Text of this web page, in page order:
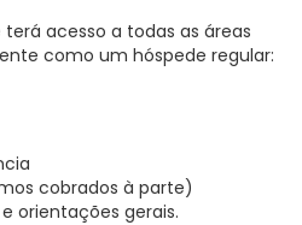
acesso a todas as áreas
como um hóspede regular:
cobrados à parte)
orientações gerais.